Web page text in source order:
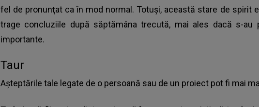
fel de pronunţat ca în mod normal. Totuşi, această stare de spirit
trage concluziile după săptămâna trecută, mai ales dacă s-au
importante.
Taur
Aşteptările tale legate de o persoană sau de un proiect pot fi mai